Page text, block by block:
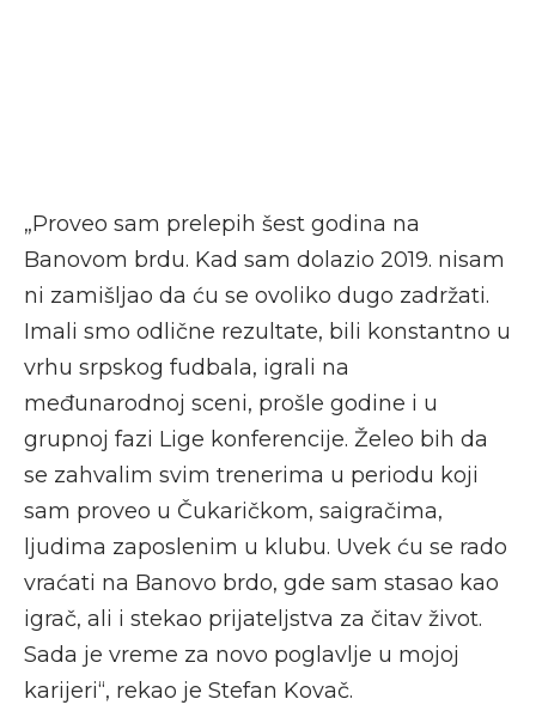
„Proveo sam prelepih šest godina na
Banovom brdu. Kad sam dolazio 2019. nisam
ni zamišljao da ću se ovoliko dugo zadržati.
Imali smo odlične rezultate, bili konstantno u
vrhu srpskog fudbala, igrali na
međunarodnoj sceni, prošle godine i u
grupnoj fazi Lige konferencije. Želeo bih da
se zahvalim svim trenerima u periodu koji
sam proveo u Čukaričkom, saigračima,
ljudima zaposlenim u klubu. Uvek ću se rado
vraćati na Banovo brdo, gde sam stasao kao
igrač, ali i stekao prijateljstva za čitav život.
Sada je vreme za novo poglavlje u mojoj
karijeri“, rekao je Stefan Kovač.